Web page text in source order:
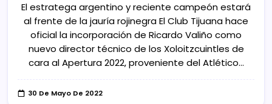
El estratega argentino y reciente campeón estará
al frente de la jauría rojinegra El Club Tijuana hace
oficial la incorporación de Ricardo Valiño como
nuevo director técnico de los Xoloitzcuintles de
cara al Apertura 2022, proveniente del Atlético…
30 De Mayo De 2022